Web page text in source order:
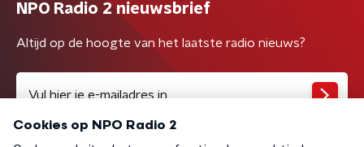
NPO Radio 2 nieuwsbrief
Altijd op de hoogte van het laatste radio nieuws?